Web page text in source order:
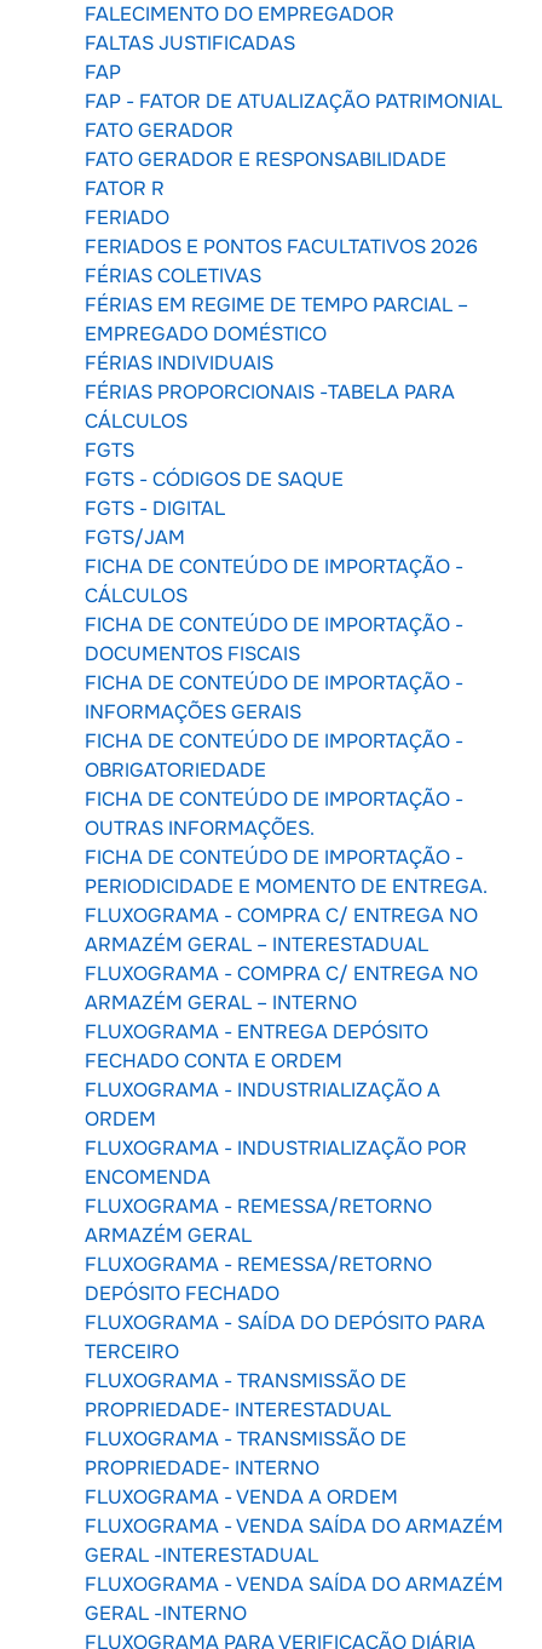
FALECIMENTO DO EMPREGADOR
FALTAS JUSTIFICADAS
FAP
FAP - FATOR DE ATUALIZAÇÃO PATRIMONIAL
FATO GERADOR
FATO GERADOR E RESPONSABILIDADE
FATOR R
FERIADO
FERIADOS E PONTOS FACULTATIVOS 2026
FÉRIAS COLETIVAS
FÉRIAS EM REGIME DE TEMPO PARCIAL –
EMPREGADO DOMÉSTICO
FÉRIAS INDIVIDUAIS
FÉRIAS PROPORCIONAIS -TABELA PARA
CÁLCULOS
FGTS
FGTS - CÓDIGOS DE SAQUE
FGTS - DIGITAL
FGTS/JAM
FICHA DE CONTEÚDO DE IMPORTAÇÃO -
CÁLCULOS
FICHA DE CONTEÚDO DE IMPORTAÇÃO -
DOCUMENTOS FISCAIS
FICHA DE CONTEÚDO DE IMPORTAÇÃO -
INFORMAÇÕES GERAIS
FICHA DE CONTEÚDO DE IMPORTAÇÃO -
OBRIGATORIEDADE
FICHA DE CONTEÚDO DE IMPORTAÇÃO -
OUTRAS INFORMAÇÕES.
FICHA DE CONTEÚDO DE IMPORTAÇÃO -
PERIODICIDADE E MOMENTO DE ENTREGA.
FLUXOGRAMA - COMPRA C/ ENTREGA NO
ARMAZÉM GERAL – INTERESTADUAL
FLUXOGRAMA - COMPRA C/ ENTREGA NO
ARMAZÉM GERAL – INTERNO
FLUXOGRAMA - ENTREGA DEPÓSITO
FECHADO CONTA E ORDEM
FLUXOGRAMA - INDUSTRIALIZAÇÃO A
ORDEM
FLUXOGRAMA - INDUSTRIALIZAÇÃO POR
ENCOMENDA
FLUXOGRAMA - REMESSA/RETORNO
ARMAZÉM GERAL
FLUXOGRAMA - REMESSA/RETORNO
DEPÓSITO FECHADO
FLUXOGRAMA - SAÍDA DO DEPÓSITO PARA
TERCEIRO
FLUXOGRAMA - TRANSMISSÃO DE
PROPRIEDADE- INTERESTADUAL
FLUXOGRAMA - TRANSMISSÃO DE
PROPRIEDADE- INTERNO
FLUXOGRAMA - VENDA A ORDEM
FLUXOGRAMA - VENDA SAÍDA DO ARMAZÉM
GERAL -INTERESTADUAL
FLUXOGRAMA - VENDA SAÍDA DO ARMAZÉM
GERAL -INTERNO
FLUXOGRAMA PARA VERIFICAÇÃO DIÁRIA